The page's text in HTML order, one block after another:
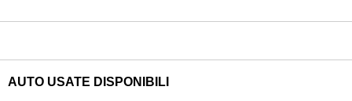
AUTO USATE DISPONIBILI